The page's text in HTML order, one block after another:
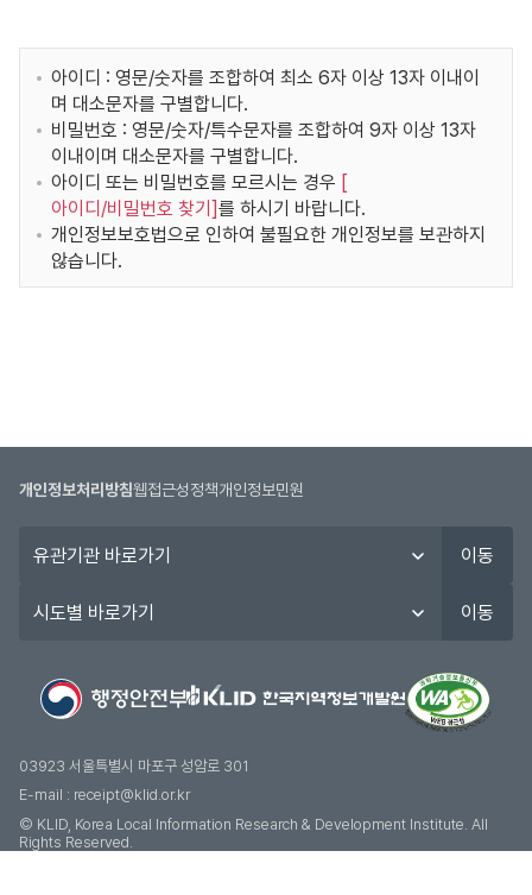
아이디 : 영문/숫자를 조합하여 최소 6자 이상 13자 이내이
며 대소문자를 구별합니다.
비밀번호 : 영문/숫자/특수문자를 조합하여 9자 이상 13자
이내이며 대소문자를 구별합니다.
아이디 또는 비밀번호를 모르시는 경우 [
아이디/비밀번호 찾기 ]를 하시기 바랍니다.
개인정보보호법으로 인하여 불필요한 개인정보를 보관하지
않습니다.
개인정보처리방침웹접근성정책개인정보민원
관
이동
도
기
이동
03923 서울특별시 마포구 성암로 301
E-mail : receipt@klid.or.kr
© KLID, Korea Local Information Research & Development Institute. AII
Rights Reserved.